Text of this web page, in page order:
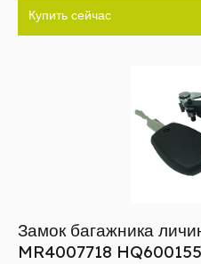
Купить сейчас
Замок багажника
MR4007718